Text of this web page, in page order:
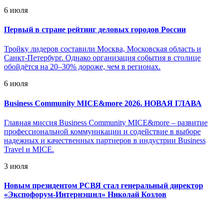
6 июля
Первый в стране рейтинг деловых городов России
Тройку лидеров составили Москва, Московская область и
Санкт-Петербург. Однако организация события в столице
обойдётся на 20–30% дороже, чем в регионах.
6 июля
Business Community MICE&more 2026. НОВАЯ ГЛАВА
Главная миссия Business Community MICE&more – развитие
профессиональной коммуникации и содействие в выборе
надежных и качественных партнеров в индустрии Business
Travel и MICE.
3 июля
Новым президентом РСВЯ стал генеральный директор
«Экспофорум-Интернэшнл» Николай Козлов